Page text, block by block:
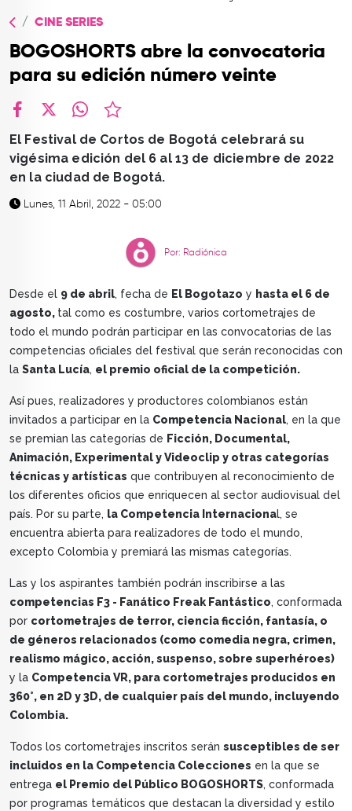
CONTACTO
CINE SERIES
BOGOSHORTS abre la convocatoria
para su edición número veinte
El Festival de Cortos de Bogotá celebrará su
vigésima edición del 6 al 13 de diciembre de 2022
en la ciudad de Bogotá.
Lunes, 11 Abril, 2022 - 05:00
Por: Radiónica
Desde el 9 de abril, fecha de El Bogotazo y hasta el 6 de
agosto, tal como es costumbre, varios cortometrajes de
todo el mundo podrán participar en las convocatorias de las
competencias oficiales del festival que serán reconocidas con
la Santa Lucía, el premio oficial de la competición.
Así pues, realizadores y productores colombianos están
invitados a participar en la Competencia Nacional, en la que
se premian las categorías de Ficción, Documental,
Animación, Experimental y Videoclip y otras categorías
técnicas y artísticas que contribuyen al reconocimiento de
los diferentes oficios que enriquecen al sector audiovisual del
país. Por su parte, la Competencia Internacional, se
encuentra abierta para realizadores de todo el mundo,
excepto Colombia y premiará las mismas categorías.
Las y los aspirantes también podrán inscribirse a las
competencias F3 - Fanático Freak Fantástico, conformada
por cortometrajes de terror, ciencia ficción, fantasía, o
de géneros relacionados (como comedia negra, crimen,
realismo mágico, acción, suspenso, sobre superhéroes)
y la Competencia VR, para cortometrajes producidos en
360°, en 2D y 3D, de cualquier país del mundo, incluyendo
Colombia.
Todos los cortometrajes inscritos serán susceptibles de ser
incluidos en la Competencia Colecciones en la que se
entrega el Premio del Público BOGOSHORTS, conformada
por programas temáticos que destacan la diversidad y estilo